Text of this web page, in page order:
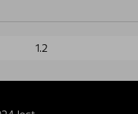
1.2